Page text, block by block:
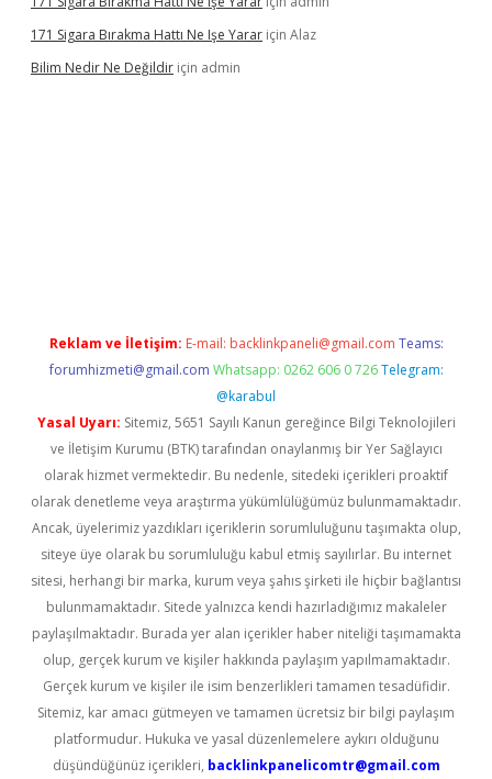
171 Sigara Bırakma Hattı Ne Işe Yarar için Alaz
Bilim Nedir Ne Değildir için admin
Reklam ve İletişim: E-mail: backlinkpaneli@gmail.com Teams:
forumhizmeti@gmail.com Whatsapp: 0262 606 0 726 Telegram:
@karabul
Yasal Uyarı: Sitemiz, 5651 Sayılı Kanun gereğince Bilgi Teknolojileri
ve İletişim Kurumu (BTK) tarafından onaylanmış bir Yer Sağlayıcı
olarak hizmet vermektedir. Bu nedenle, sitedeki içerikleri proaktif
olarak denetleme veya araştırma yükümlülüğümüz bulunmamaktadır.
Ancak, üyelerimiz yazdıkları içeriklerin sorumluluğunu taşımakta olup,
siteye üye olarak bu sorumluluğu kabul etmiş sayılırlar. Bu internet
sitesi, herhangi bir marka, kurum veya şahıs şirketi ile hiçbir bağlantısı
bulunmamaktadır. Sitede yalnızca kendi hazırladığımız makaleler
paylaşılmaktadır. Burada yer alan içerikler haber niteliği taşımamakta
olup, gerçek kurum ve kişiler hakkında paylaşım yapılmamaktadır.
Gerçek kurum ve kişiler ile isim benzerlikleri tamamen tesadüfidir.
Sitemiz, kar amacı gütmeyen ve tamamen ücretsiz bir bilgi paylaşım
platformudur. Hukuka ve yasal düzenlemelere aykırı olduğunu
düşündüğünüz içerikleri, backlinkpanelicomtr@gmail.com